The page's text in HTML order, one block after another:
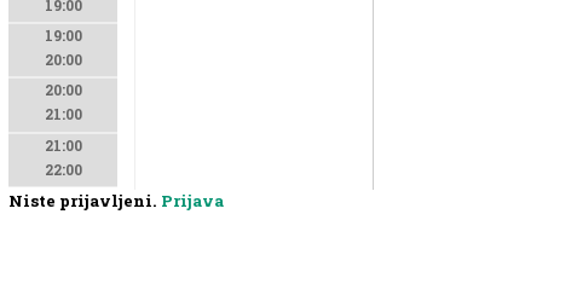
19:00
19:00
20:00
20:00
21:00
21:00
22:00
Niste prijavljeni. Prijava